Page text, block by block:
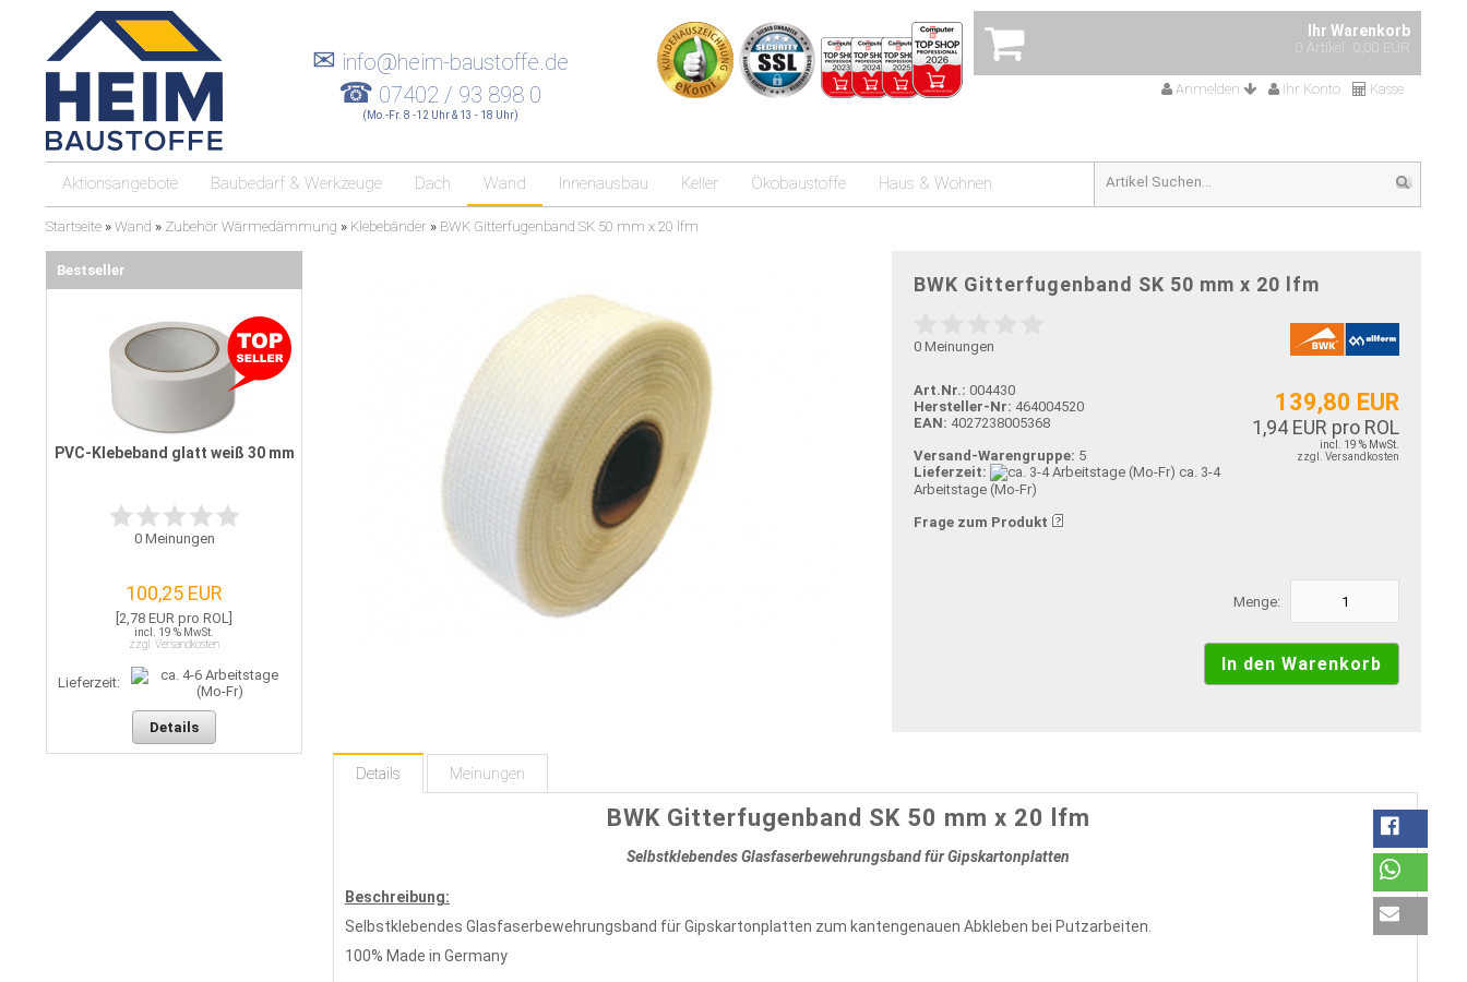
Ihr Warenkorb
0 Artikel 0,00 EUR
Anmelden Ihr Konto Kasse
✉ info@heim-baustoffe.de
☎ 07402 / 93 898 0
(Mo.-Fr. 8 -12 Uhr & 13 - 18 Uhr)
Aktionsangebote Baubedarf & Werkzeuge Dach Wand Innenausbau Keller Ökobaustoffe Haus & Wohnen
Startseite » Wand » Zubehör Wärmedämmung » Klebebänder » BWK Gitterfugenband SK 50 mm x 20 lfm
BWK Gitterfugenband SK 50 mm x 20 lfm
0 Meinungen
139,80 EUR
1,94 EUR pro ROL
incl. 19 % MwSt.
zzgl. Versandkosten
Art.Nr.: 004430
Hersteller-Nr: 464004520
EAN: 4027238005368
Versand-Warengruppe: 5
Lieferzeit:
ca. 3-4
Arbeitstage (Mo-Fr)
Frage zum Produkt
Menge:
Details Meinungen
BWK Gitterfugenband SK 50 mm x 20 lfm
Selbstklebendes Glasfaserbewehrungsband für Gipskartonplatten
Beschreibung:
Selbstklebendes Glasfaserbewehrungsband für Gipskartonplatten zum kantengenauen Abkleben bei Putzarbeiten.
100% Made in Germany
Bestseller
PVC-Klebeband glatt weiß 30 mm
0Meinungen
100,25 EUR
[2,78 EUR pro ROL]
incl. 19 % MwSt.
zzgl. Versandkosten
Lieferzeit:
Details